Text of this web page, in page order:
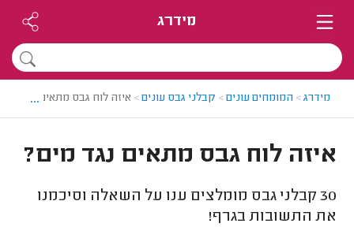
מידרג
מידרג> המומחים עונים> קבלני גבס עונים> איזה לוח גבס מתאים נגד
...
איזה לוח גבס מתאים נגד מים?
30 קבלני גבס מומלצים ענו על השאלה וסיכמנו
את התשובות בגרף!